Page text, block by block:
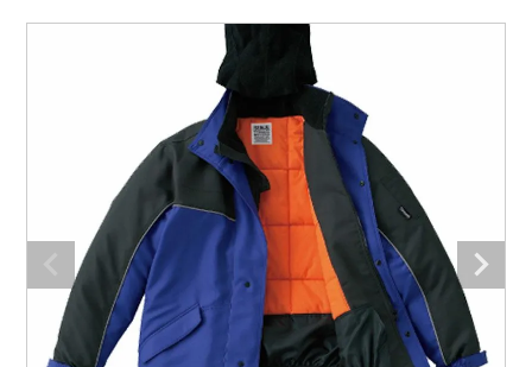
事務服・オフィスウェア
作業用手袋
アウトドア・スポーツ
ワークスーツ
アシックス安全靴ランキング
ミズノ安全靴ランキング
作業着ランキング
アウトドアウェアランキング
つなぎランキング
TSDESIGN
アイトス株式会社
ジーベック
クロダルマ 桑和
山田辰 クレヒフク
電気・設備作業服
配達・営業作業服
自動車整備士作業服